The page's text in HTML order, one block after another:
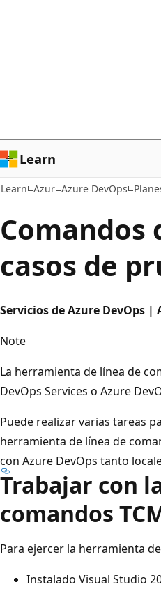
Learn
Learn Azur Azure DevOps
Comandos
casos de
Servicios de Azure DevOps |
Note
La herramienta de línea de
DevOps Services o Azure
Puede realizar varias tareas
herramienta de línea de
con Azure DevOps tanto
Trabajar con
comandos
Para ejercer la herramienta
Instalado Visual Studio